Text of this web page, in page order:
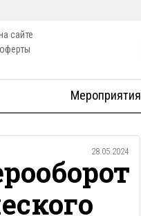
сайте
Мероприятия
28.05.2024